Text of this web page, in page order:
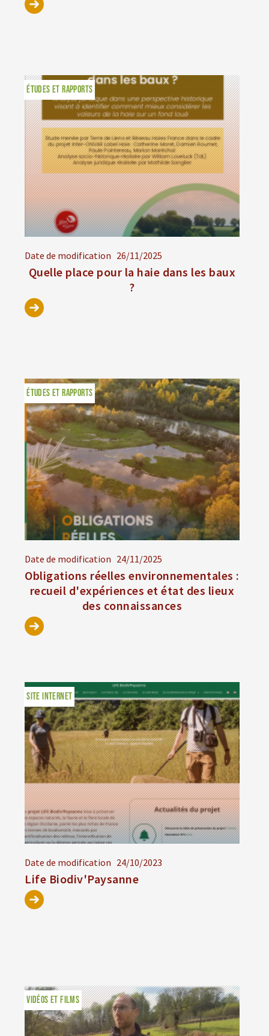
Date de modification 26/11/2025
Quelle place pour la haie dans les baux
?
ÉTUDES ET RAPPORTS
Date de modification 24/11/2025
Obligations réelles environnementales :
recueil d'expériences et état des lieux
des connaissances
ÉTUDES ET RAPPORTS
Date de modification 24/10/2023
Life Biodiv'Paysanne
SITE INTERNET
VIDÉOS ET FILMS